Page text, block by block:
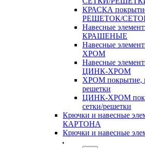
КРАСКА
РЕШЕТОК/
Навесные
КРАШЕНЫЕ
Навесные
ХРОМ
Навесные
ЦИНК-ХРОМ
ХРОМ покрытие,
решетки
ЦИНК-ХРОМ
сетки/решетки
Крючки и навесные
КАРТОНА
Крючки и навесные